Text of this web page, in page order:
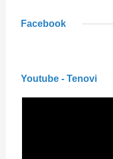
Facebook
Youtube - Tenovi